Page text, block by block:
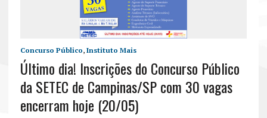
Concurso Público, Instituto Mais
Último dia! Inscrições do Concurso Público
da SETEC de Campinas/SP com 30 vagas
encerram hoje (20/05)